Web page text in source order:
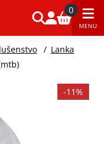
0
MENU
/ Lanka
-11%